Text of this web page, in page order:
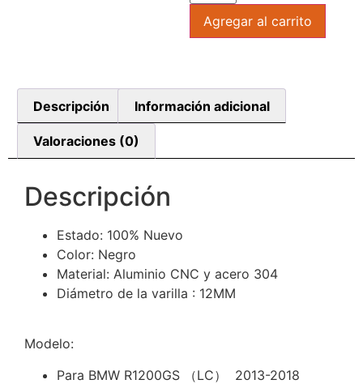
Agregar al carrito
Descripción Información adicional
Valoraciones (0)
Descripción
Estado: 100% Nuevo
Color: Negro
Material: Aluminio CNC y acero 304
Diámetro de la varilla : 12MM
Modelo:
Para BMW R1200GS （LC） 2013-2018